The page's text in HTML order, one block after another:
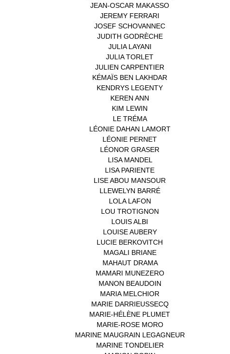
JEAN-OSCAR MAKASSO
JEREMY FERRARI
JOSEF SCHOVANNEC
JUDITH GODRÈCHE(1)
JULIA LAYANI
JULIA TORLET
JULIEN CARPENTIER
KÉMAÏS BEN LAKHDAR
KENDRYS LEGENTY
KEREN ANN
KIM LEWIN
LE TRÉMA(1)
LÉONIE DAHAN LAMORT(1)
LÉONIE PERNET
LÉONOR GRASER
LISA MANDEL
LISA PARIENTE
LISE ABOU MANSOUR
LLEWELYN BARRÉ(1)
LOLA LAFON
LOU TROTIGNON
LOUIS ALBI
LOUISE AUBERY(1)
LUCIE BERKOVITCH
MAGALI BRIANE(1)
MAHAUT DRAMA(1)
MAMARI MUNEZERO(1)
MANON BEAUDOIN
MARIA MELCHIOR
MARIE DARRIEUSSECQ(1)
MARIE-HÉLÈNE PLUMET
MARIE-ROSE MORO(1)
MARINE MAUGRAIN LEGAGNEUR
MARINE TONDELIER